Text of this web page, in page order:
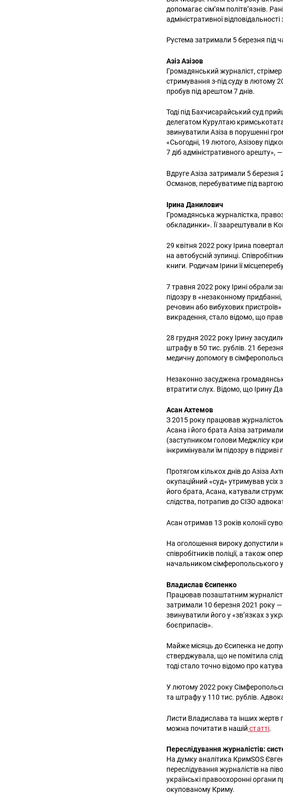
допомагає сімʼям політвʼязнів.
адміністративної
Рустема затримали 5 березня під
Азіз Азізов
Громадянський журналіст,
стримування з-під суду в лютому
пробув під арештом 7 днів.
Тоді під Бахчисарайський суд
делегатом Курултаю
звинуватили Азіза в порушенні
«Сьогодні, 19 лютого, Азізову
7 діб адміністративного арешту»,
Вдруге Азіза затримали 5 березня
Османов, перебуватиме під
Ірина Данилович
Громадянська журналістка,
обкладинки». Її заарештували в
29 квітня 2022 року Ірина
на автобусній зупинці.
книги. Родичам Ірини її
7 травня 2022 року Ірині обрали
підозру в «незаконному придбанні,
речовин або вибухових
викрадення, стало відомо, що
28 грудня 2022 року Ірину
штрафу в 50 тис. рублів. 21
медичну допомогу в
Незаконно засуджена
втратити слух. Відомо, що Ірину
Асан Ахтемов
З 2015 року працював
Асана і його брата Азіза
(заступником голови Меджлісу
інкримінували їм підозру в
Протягом кількох днів до Азіза
окупаційний «суд» утримував
його брата, Асана, катували
слідства, потрапив до СІЗО
Асан отримав 13 років колонії
На оголошення вироку допустили
співробітників поліції, а також
начальником сімферопольського
Владислав Єсипенко
Працював позаштатним
затримали 10 березня 2021 року —
звинуватили його у «зв’язках з
боєприпасів».
Майже місяць до Єсипенка не
стверджувала, що не помітила
тоді стало точно відомо про
У лютому 2022 року
та штрафу у 110 тис. рублів.
Листи Владислава та інших жертв
можна почитати в нашій статті.
Переслідування журналістів:
На думку аналітика КримSOS
переслідування журналістів на
українські правоохоронні органи
окупованому Криму.